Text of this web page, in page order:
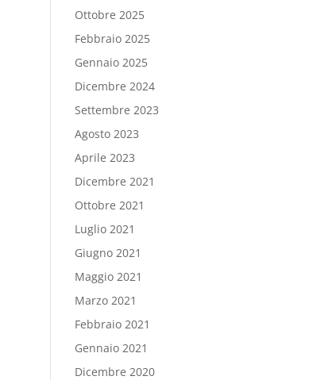
Ottobre 2025
Febbraio 2025
Gennaio 2025
Dicembre 2024
Settembre 2023
Agosto 2023
Aprile 2023
Dicembre 2021
Ottobre 2021
Luglio 2021
Giugno 2021
Maggio 2021
Marzo 2021
Febbraio 2021
Gennaio 2021
Dicembre 2020